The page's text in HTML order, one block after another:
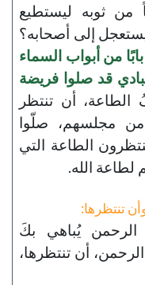
من ثوبه ليستطيع
إلى أصحابه؟
من أبواب السماء
قد صلوا فريضة
أن تنتظر
من مجلسهم، صلّوا
الطاعة التي
لطاعة الله.
تنتظرها:
الرحمن يُباهي بكَ
أن تنتظرها،